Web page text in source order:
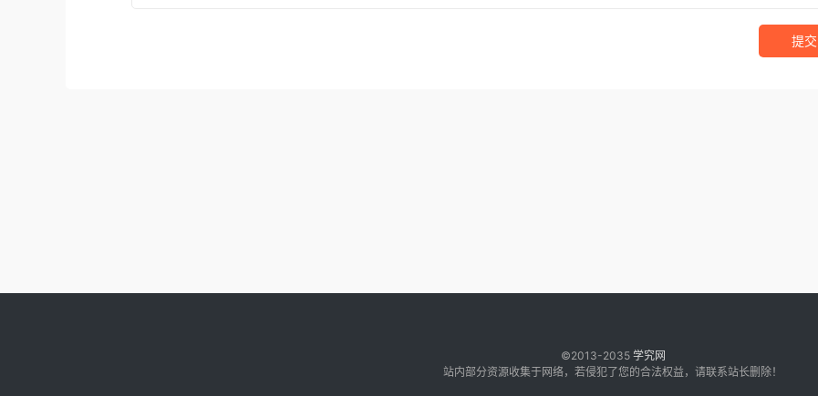
提交
©2013-2035 学究网
站内部分资源收集于网络，若侵犯了您的合法权益，请联系站长删除！